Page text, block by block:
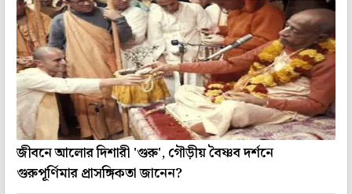
জীবনে আলোর দিশারী 'গুরু', গৌড়ীয় বৈষ্ণব দর্শনে
গুরুপূর্ণিমার প্রাসঙ্গিকতা জানেন?